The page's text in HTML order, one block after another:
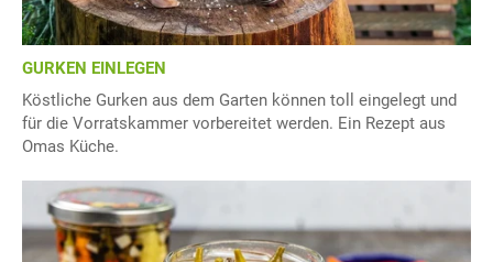
GURKEN EINLEGEN
Köstliche Gurken aus dem Garten können toll eingelegt und
für die Vorratskammer vorbereitet werden. Ein Rezept aus
Omas Küche.